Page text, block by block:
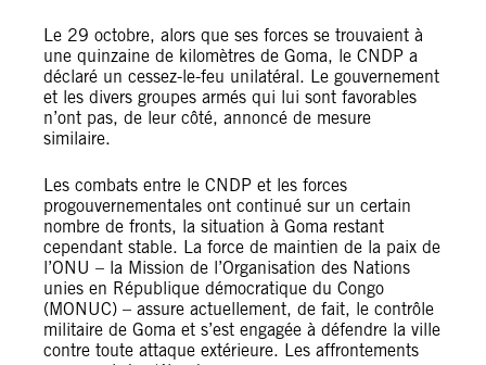
Le 29 octobre, alors que ses forces se trouvaient à
une quinzaine de kilomètres de Goma, le CNDP a
déclaré un cessez-le-feu unilatéral. Le gouvernement
et les divers groupes armés qui lui sont favorables
n’ont pas, de leur côté, annoncé de mesure
similaire.
Les combats entre le CNDP et les forces
progouvernementales ont continué sur un certain
nombre de fronts, la situation à Goma restant
cependant stable. La force de maintien de la paix de
l’ONU – la Mission de l’Organisation des Nations
unies en République démocratique du Congo
(MONUC) – assure actuellement, de fait, le contrôle
militaire de Goma et s’est engagée à défendre la ville
contre toute attaque extérieure. Les affrontements